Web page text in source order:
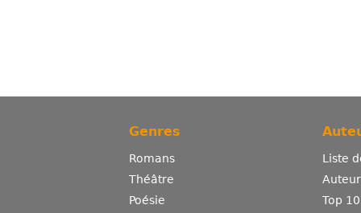
Genres
Romans
Théâtre
Poésie
Liste
Top